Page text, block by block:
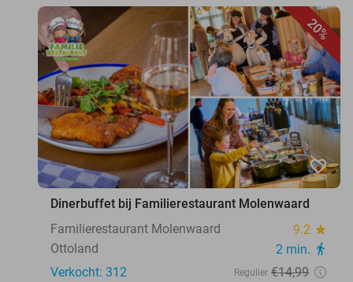
20%
favorite_border
Dinerbuffet bij Familierestaurant Molenwaard
Familierestaurant Molenwaard
9.2 star
Ottoland 2 min. directions_walk
Verkocht: 312 Regulier €14,99